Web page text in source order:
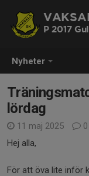
Nyheter
P 2017 Gul
lördag
11 maj 2025
Hej alla,
För att öva lite inför